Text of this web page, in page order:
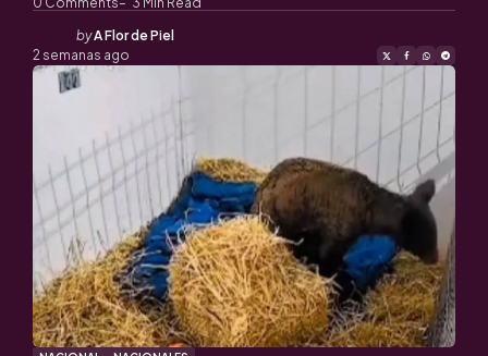
Posted
by
byA Flor de Piel
2 semanas ago